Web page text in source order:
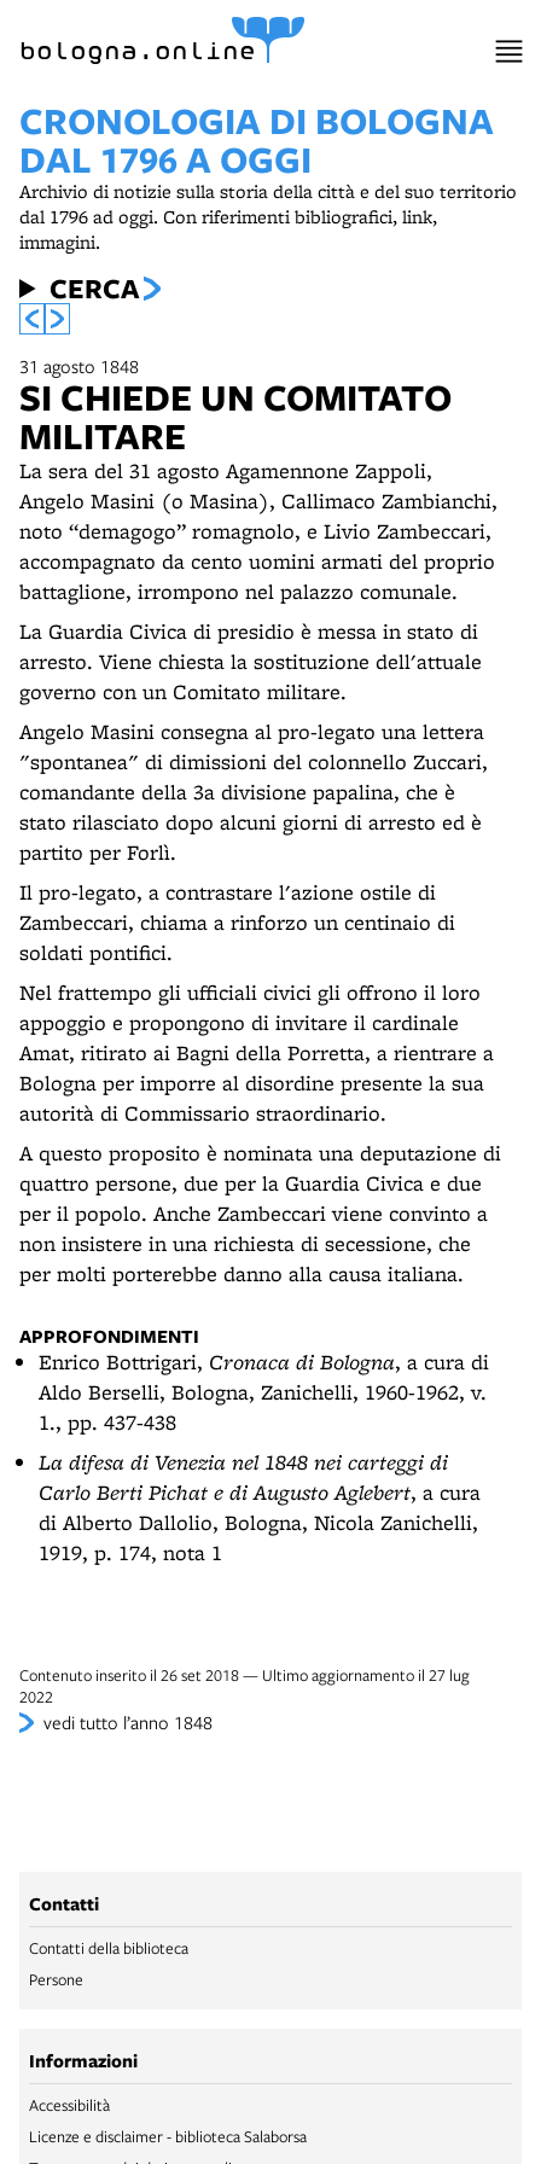
bologna.online
CRONOLOGIA DI BOLOGNA
DAL 1796 A OGGI
Archivio di notizie sulla storia della città e del suo territorio
dal 1796 ad oggi. Con riferimenti bibliografici, link,
immagini.
CERCA
31 agosto 1848
SI CHIEDE UN COMITATO
MILITARE
La sera del 31 agosto Agamennone Zappoli,
Angelo Masini (o Masina), Callimaco Zambianchi,
noto “demagogo” romagnolo, e Livio Zambeccari,
accompagnato da cento uomini armati del proprio
battaglione, irrompono nel palazzo comunale.
La Guardia Civica di presidio è messa in stato di
arresto. Viene chiesta la sostituzione dell'attuale
governo con un Comitato militare.
Angelo Masini consegna al pro-legato una lettera
"spontanea" di dimissioni del colonnello Zuccari,
comandante della 3a divisione papalina, che è
stato rilasciato dopo alcuni giorni di arresto ed è
partito per Forlì.
Il pro-legato, a contrastare l'azione ostile di
Zambeccari, chiama a rinforzo un centinaio di
soldati pontifici.
Nel frattempo gli ufficiali civici gli offrono il loro
appoggio e propongono di invitare il cardinale
Amat, ritirato ai Bagni della Porretta, a rientrare a
Bologna per imporre al disordine presente la sua
autorità di Commissario straordinario.
A questo proposito è nominata una deputazione di
quattro persone, due per la Guardia Civica e due
per il popolo. Anche Zambeccari viene convinto a
non insistere in una richiesta di secessione, che
per molti porterebbe danno alla causa italiana.
APPROFONDIMENTI
Enrico Bottrigari, Cronaca di Bologna, a cura di
Aldo Berselli, Bologna, Zanichelli, 1960-1962, v.
1., pp. 437-438
La difesa di Venezia nel 1848 nei carteggi di
Carlo Berti Pichat e di Augusto Aglebert, a cura
di Alberto Dallolio, Bologna, Nicola Zanichelli,
1919, p. 174, nota 1
Contenuto inserito il 26 set 2018 — Ultimo aggiornamento il 27 lug
2022
vedi tutto l’anno 1848
Contatti
Contatti della biblioteca
Persone
Informazioni
Accessibilità
Licenze e disclaimer - biblioteca Salaborsa